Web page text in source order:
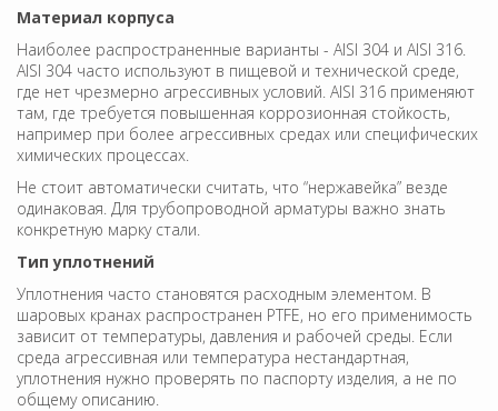
Материал корпуса
Наиболее распространенные варианты - AISI 304 и AISI 316.
AISI 304 часто используют в пищевой и технической среде,
где нет чрезмерно агрессивных условий. AISI 316 применяют
там, где требуется повышенная коррозионная стойкость,
например при более агрессивных средах или специфических
химических процессах.
Не стоит автоматически считать, что “нержавейка” везде
одинаковая. Для трубопроводной арматуры важно знать
конкретную марку стали.
Тип уплотнений
Уплотнения часто становятся расходным элементом. В
шаровых кранах распространен PTFE, но его применимость
зависит от температуры, давления и рабочей среды. Если
среда агрессивная или температура нестандартная,
уплотнения нужно проверять по паспорту изделия, а не по
общему описанию.